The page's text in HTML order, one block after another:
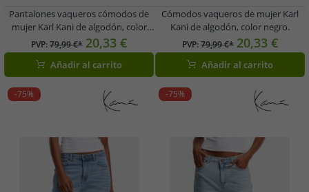
Pantalones vaqueros cómodos de
mujer Karl Kani de algodón, color
azul/beige.
PVP:79,99 €* 20,33 €
Añadir al carrito
Cómodos vaqueros de mujer Karl
Kani de algodón, color negro.
PVP:79,99 €* 20,33 €
Añadir al carrito
-75% -75%